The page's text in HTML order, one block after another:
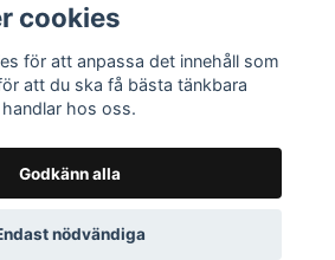
© 2026 Nolbox AB
cookies
för att anpassa det innehåll som
att du ska få bästa tänkbara
hos oss.
Godkänn alla
nödvändiga